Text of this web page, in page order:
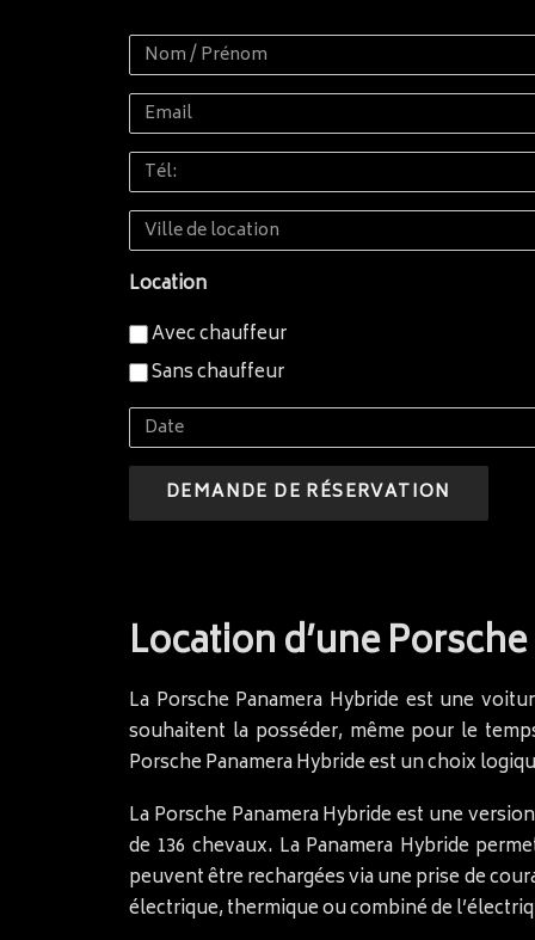
Nom
/
Prénom
Email
Tél:
Ville
de
location
Location
Avec chauffeur
Sans chauffeur
Date
Location d’une
La Porsche Panamera Hybride est une
souhaitent la posséder, même pour le
Porsche Panamera Hybride est un choix
La Porsche Panamera Hybride est une
de 136 chevaux. La Panamera Hybride
peuvent être rechargées via une prise de
électrique, thermique ou combiné de